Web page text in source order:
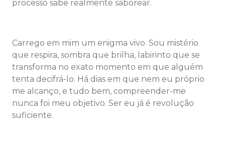
processo sabe realmente saborear.
Carrego em mim um enigma vivo. Sou mistério
que respira, sombra que brilha, labirinto que se
transforma no exato momento em que alguém
tenta decifrá-lo. Há dias em que nem eu próprio
me alcanço, e tudo bem, compreender-me
nunca foi meu objetivo. Ser eu já é revolução
suficiente.